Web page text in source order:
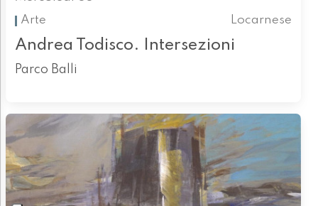
Arte
Locarnese
Andrea Todisco. Intersezioni
Parco Balli